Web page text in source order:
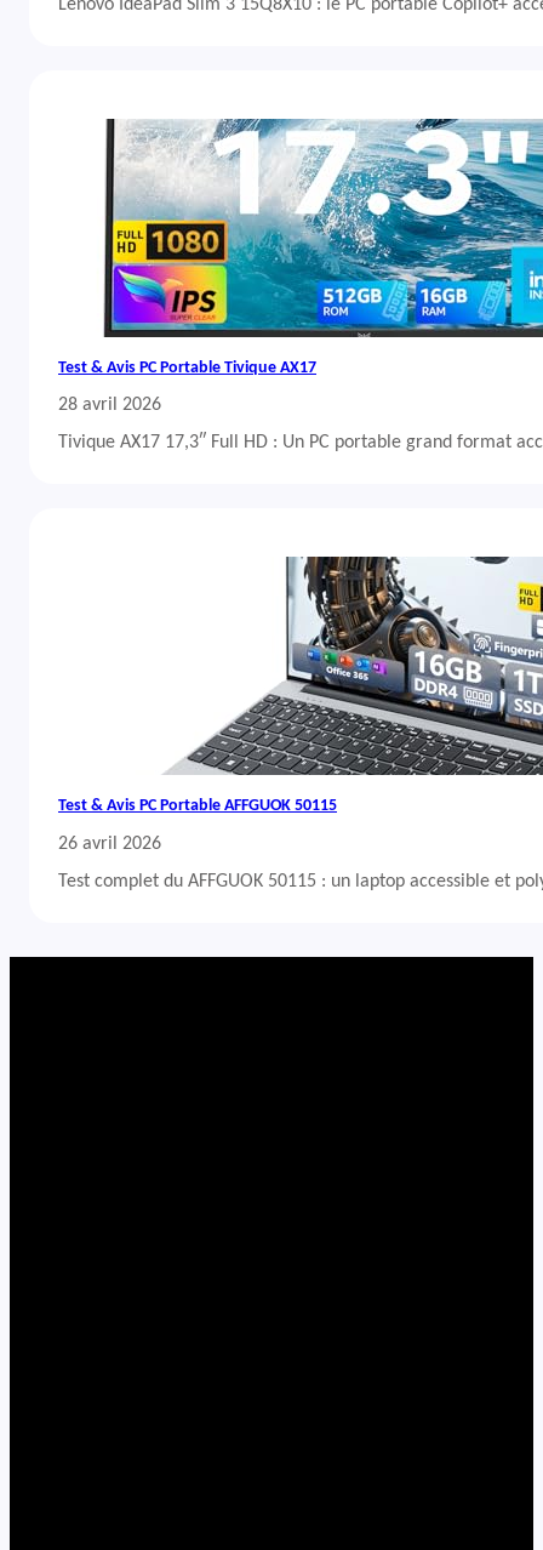
Lenovo IdeaPad Slim 3 15Q8X10 : le PC portable Copilot+
Test & Avis PC Portable Tivique AX17
28 avril 2026
Tivique AX17 17,3″ Full HD : Un PC portable grand format
Test & Avis PC Portable AFFGUOK 50115
26 avril 2026
Test complet du AFFGUOK 50115 : un laptop accessible